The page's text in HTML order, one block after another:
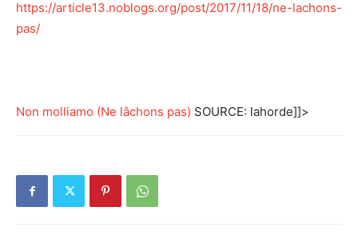
https://article13.noblogs.org/post/2017/11/18/ne-lachons-
pas/
Non molliamo (Ne lâchons pas) SOURCE: lahorde]]>